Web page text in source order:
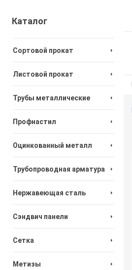
Каталог
Сортовой прокат
Листовой прокат
Трубы металлические
Профнастил
Оцинкованный металл
Трубопроводная арматура
Нержавеющая сталь
Сэндвич панели
Сетка
Метизы